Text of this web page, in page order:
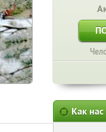
Как